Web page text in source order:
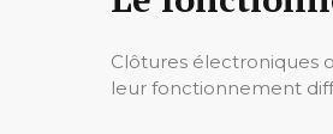
Clôtures électroniques
leur fonctionnement